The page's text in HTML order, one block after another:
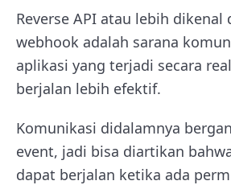
Reverse API atau lebih dikenal
webhook adalah sarana
aplikasi yang terjadi secara
berjalan lebih efektif.
Komunikasi didalamnya
event, jadi bisa diartikan
dapat berjalan ketika ada